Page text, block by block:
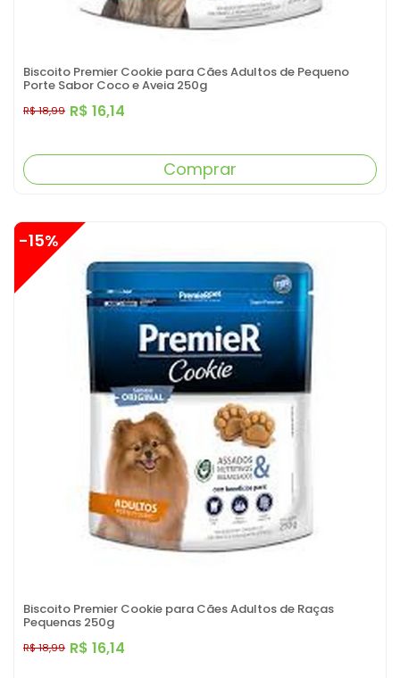
Biscoito Premier Cookie para Cães Adultos de Pequeno
Porte Sabor Coco e Aveia 250g
R$ 16,14
R$ 18,99
Comprar
Biscoito Premier Cookie para Cães Adultos de Raças
Pequenas 250g
R$ 16,14
R$ 18,99
-15%